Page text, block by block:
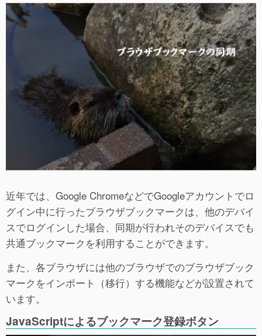
近年では、Google ChromeなどでGoogleアカウントでロ
グイン中に行ったブラウザブックマークは、他のデバイ
スでログインした場合、同期が行われそのデバイスでも
共通ブックマークを利用することができます。
また、各ブラウザには他のブラウザでのブラウザブック
マークをインポート（移行）する機能などが設置されて
います。
JavaScriptによるブックマーク登録ボタン